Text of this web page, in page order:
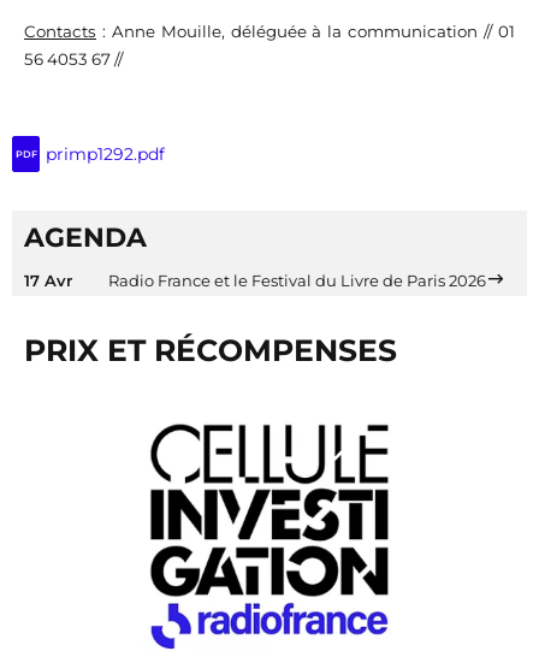
Contacts : Anne Mouille, déléguée à la communication // 01
56 4053 67 //
PDF primp1292.pdf
AGENDA
17 Avr Radio France et le Festival du Livre de Paris 2026
PRIX ET RÉCOMPENSES